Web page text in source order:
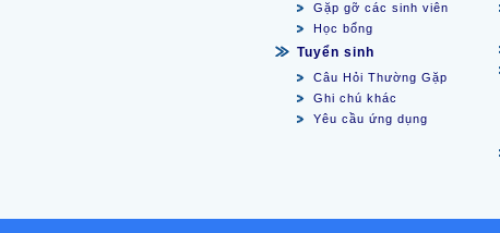
Gặp gỡ các sinh viên
Học bổng
Tuyển sinh
Câu Hỏi Thường Gặp
Ghi chú khác
Yêu cầu ứng dụng